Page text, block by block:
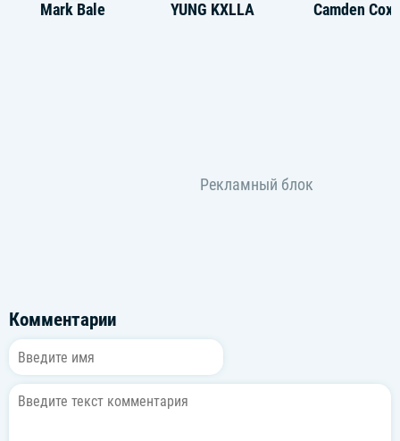
Mark Bale YUNG KXLLA Camden Cox
Комментарии